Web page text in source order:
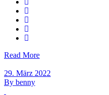
Read More
29. März 2022
By benny